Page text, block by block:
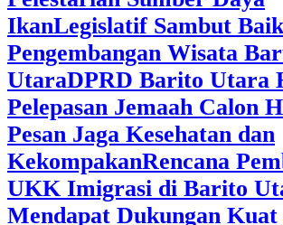
IkanLegislatif Sambut
Pengembangan Wisata
UtaraDPRD Barito Utara
Pelepasan Jemaah Calon
Pesan Jaga Kesehatan dan
KekompakanRencana
UKK Imigrasi di Barito
Mendapat Dukungan